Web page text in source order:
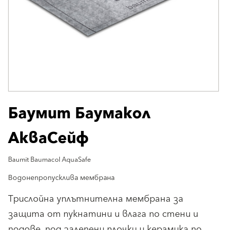
Баумит Баумакол
АкваСейф
Baumit Baumacol AquaSafe
Водонепропусклива мембрана
Трислойна уплътнителна мембрана за
защита от пукнатини и влага по стени и